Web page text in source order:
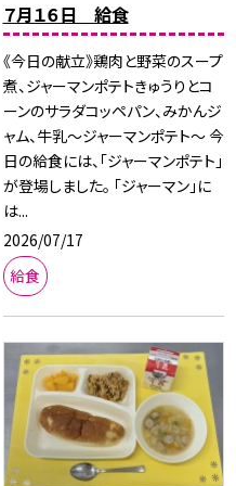
７月１６日 給食
《今日の献立》鶏肉と野菜のスープ
煮、ジャーマンポテトきゅうりとコ
ーンのサラダコッペパン、みかんジ
ャム、牛乳〜ジャーマンポテト〜 今
日の給食には、「ジャーマンポテト」
が登場しました。 「ジャーマン」に
は...
2026/07/17
給食